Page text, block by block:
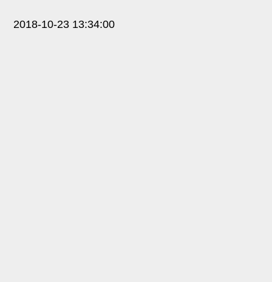
2018-10-23 13:34:00